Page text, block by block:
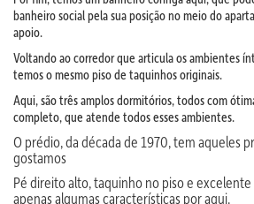
banheiro social pela sua posição no meio do
apoio.
Voltando ao corredor que articula os ambientes
temos o mesmo piso de taquinhos originais.
Aqui, são três amplos dormitórios, todos com
completo, que atende todos esses ambientes.
O prédio, da década de 1970, tem aqueles
gostamos
Pé direito alto, taquinho no piso e
apenas algumas características por aqui.